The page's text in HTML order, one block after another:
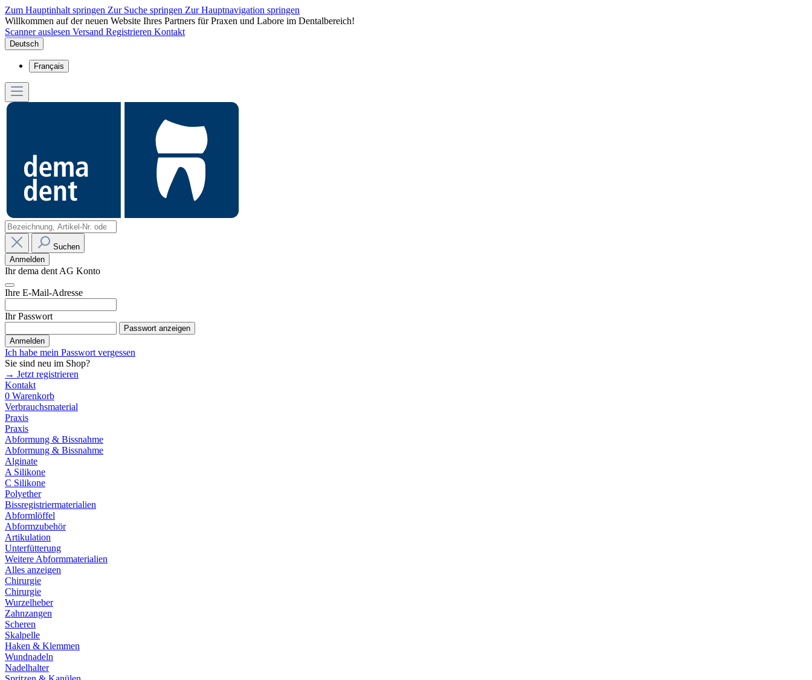
Zum Hauptinhalt springen Zur Suche springen Zur Hauptnavigation springen
Willkommen auf der neuen Website Ihres Partners für Praxen und Labore im Dentalbereich!
Scanner auslesen Versand Registrieren Kontakt
Deutsch
Français
Suchen
Anmelden
Ihr dema dent AG Konto
Ihre E-Mail-Adresse
Ihr Passwort
Passwort anzeigen
Anmelden
Ich habe mein Passwort vergessen
Sie sind neu im Shop?
→ Jetzt registrieren
Kontakt
0 Warenkorb
Verbrauchsmaterial
Praxis
Praxis
Abformung & Bissnahme
Abformung & Bissnahme
Alginate
A Silikone
C Silikone
Polyether
Bissregistriermaterialien
Abformlöffel
Abformzubehör
Artikulation
Unterfütterung
Weitere Abformmaterialien
Alles anzeigen
Chirurgie
Chirurgie
Wurzelheber
Zahnzangen
Scheren
Skalpelle
Haken & Klemmen
Wundnadeln
Nadelhalter